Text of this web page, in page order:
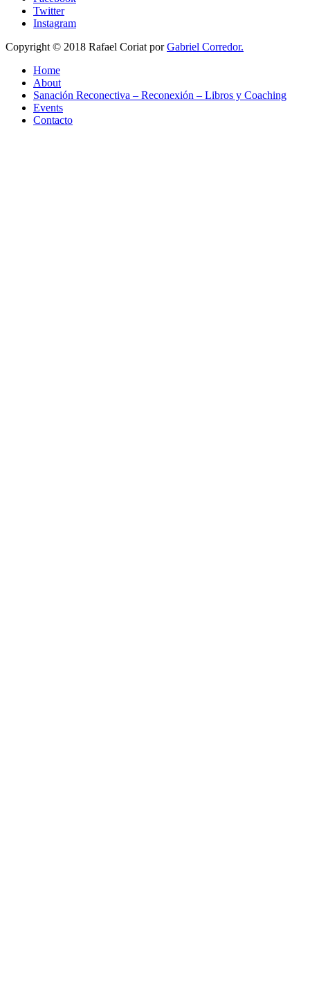
Twitter
Instagram
Copyright © 2018 Rafael Coriat porGabriel Corredor.
Home
About
Sanación Reconectiva – Reconexión – Libros y Coaching
Events
Contacto